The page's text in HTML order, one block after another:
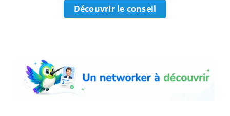
Découvrir le conseil